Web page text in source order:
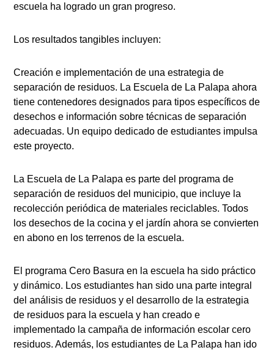
escuela ha logrado un gran progreso.
Los resultados tangibles incluyen:
Creación e implementación de una estrategia de
separación de residuos. La Escuela de La Palapa ahora
tiene contenedores designados para tipos específicos de
desechos e información sobre técnicas de separación
adecuadas. Un equipo dedicado de estudiantes impulsa
este proyecto.
La Escuela de La Palapa es parte del programa de
separación de residuos del municipio, que incluye la
recolección periódica de materiales reciclables. Todos
los desechos de la cocina y el jardín ahora se convierten
en abono en los terrenos de la escuela.
El programa Cero Basura en la escuela ha sido práctico
y dinámico. Los estudiantes han sido una parte integral
del análisis de residuos y el desarrollo de la estrategia
de residuos para la escuela y han creado e
implementado la campaña de información escolar cero
residuos. Además, los estudiantes de La Palapa han ido